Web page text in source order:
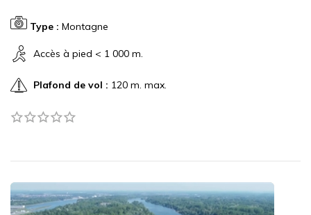
Type : Montagne
Accès à pied < 1 000 m.
Plafond de vol : 120 m. max.